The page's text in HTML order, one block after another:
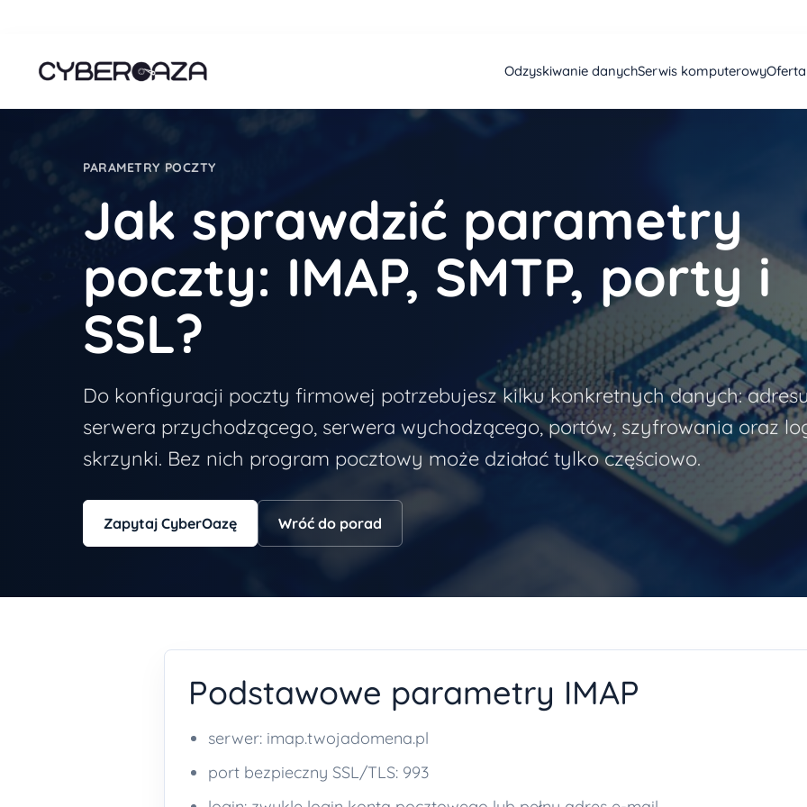
Odzyskiwanie danychSerwis komputerowy
PARAMETRY POCZTY
Jak sprawdzić parametry
poczty: IMAP, SMTP, porty i
SSL?
Do konfiguracji poczty firmowej potrzebujesz kilku konkretnych danych:
serwera przychodzącego, serwera wychodzącego, portów, szyfrowania oraz
skrzynki. Bez nich program pocztowy może działać tylko częściowo.
Zapytaj CyberOazę Wróć do porad
Podstawowe parametry IMAP
serwer: imap.twojadomena.pl
port bezpieczny SSL/TLS: 993